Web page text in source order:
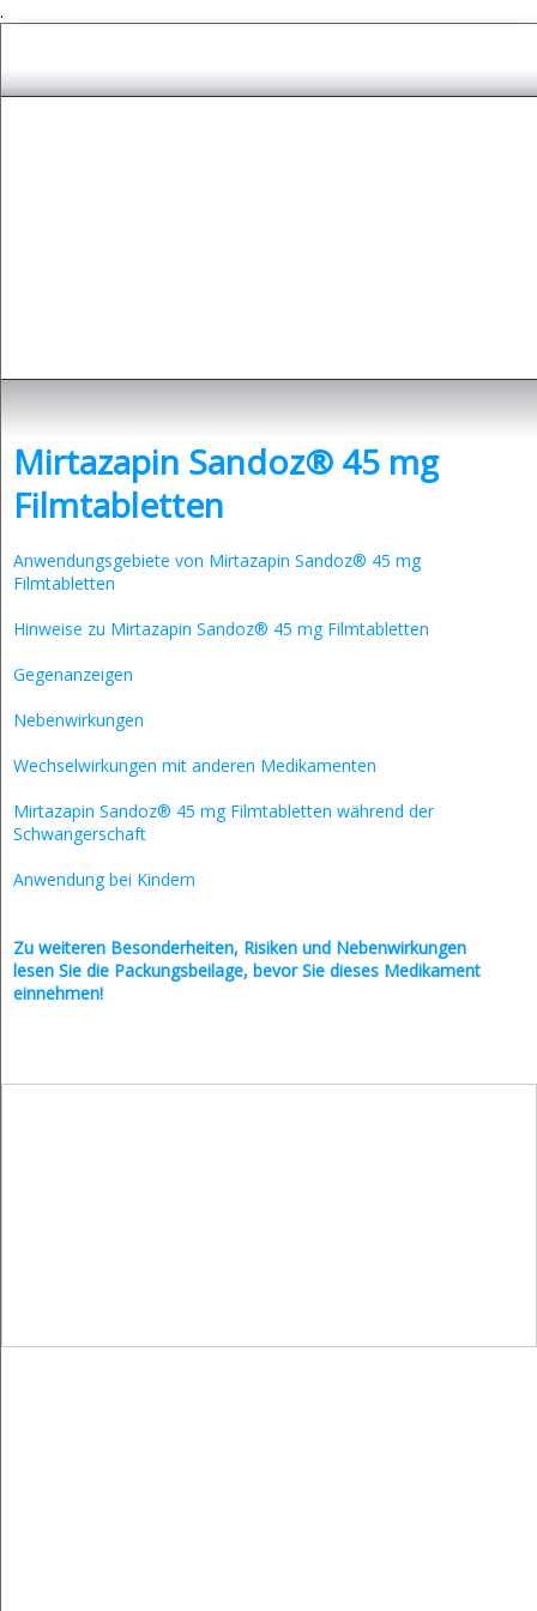
.
Mirtazapin Sandoz® 45 mg
Filmtabletten
Anwendungsgebiete von Mirtazapin Sandoz® 45 mg
Filmtabletten
Hinweise zu Mirtazapin Sandoz® 45 mg Filmtabletten
Gegenanzeigen
Nebenwirkungen
Wechselwirkungen mit anderen Medikamenten
Mirtazapin Sandoz® 45 mg Filmtabletten während der
Schwangerschaft
Anwendung bei Kindern
Zu weiteren Besonderheiten, Risiken und Nebenwirkungen
lesen Sie die Packungsbeilage, bevor Sie dieses Medikament
einnehmen!